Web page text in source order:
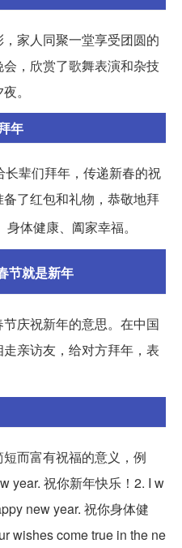
家人同聚一堂享受团圆的
，欣赏了歌舞表演和杂技
。
年
辈们拜年，传递新春的祝
了红包和礼物，恭敬地拜
身体健康、阖家幸福。
节就是新年
庆祝新年的意思。在中国
亲访友，给对方拜年，表
而富有祝福的意义，例
year. 祝你新年快乐！2. I w
new year. 祝你身体健
wishes come true in the ne